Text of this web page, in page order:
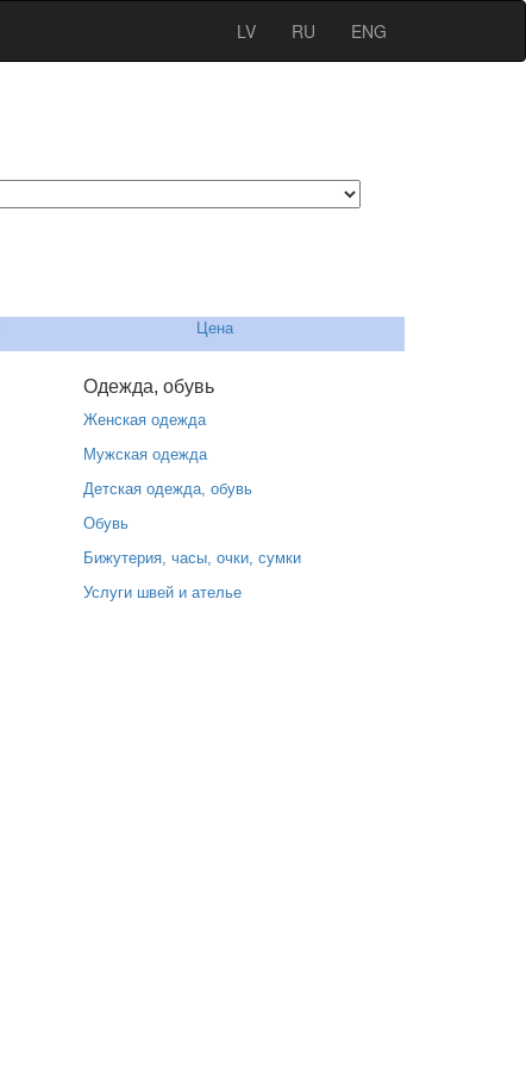
LV RU ENG
Цена
Одежда, обувь
Женская одежда
Мужская одежда
Детская одежда, обувь
Обувь
Бижутерия, часы, очки, сумки
Услуги швей и ателье